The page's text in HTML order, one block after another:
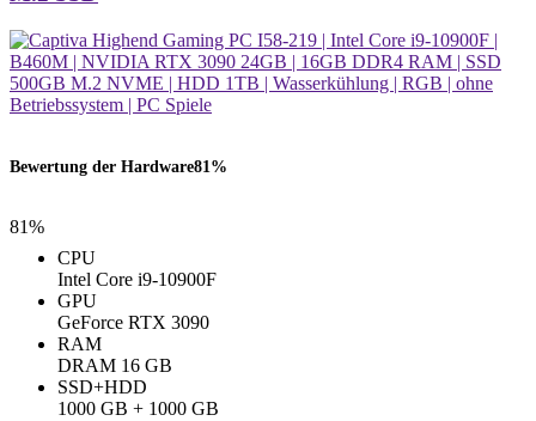
Bewertung der Hardware81%
81%
CPU
Intel Core i9-10900F
GPU
GeForce RTX 3090
RAM
‎DRAM ‎16 GB
SSD+HDD
1000 GB + 1000 GB